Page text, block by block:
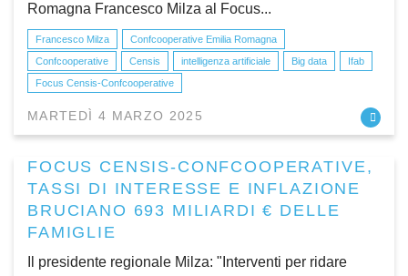
Romagna Francesco Milza al Focus...
Francesco Milza
Confcooperative Emilia Romagna
Confcooperative
Censis intelligenza artificiale Big data
Ifab
Focus Censis-Confcooperative
MARTEDÌ 4 MARZO 2025
FOCUS CENSIS-CONFCOOPERATIVE,
TASSI DI INTERESSE E INFLAZIONE
BRUCIANO 693 MILIARDI € DELLE
FAMIGLIE
Il presidente regionale Milza: "Interventi per ridare